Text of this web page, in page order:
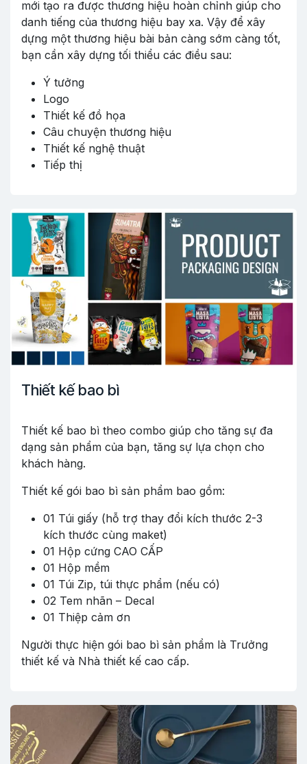
mới tạo ra được thương hiệu hoàn chỉnh giúp cho
danh tiếng của thương hiệu bay xa. Vậy để xây
dựng một thương hiệu bài bản càng sớm càng tốt,
bạn cần xây dựng tối thiểu các điều sau:
Ý tưởng
Logo
Thiết kế đồ họa
Câu chuyện thương hiệu
Thiết kế nghệ thuật
Tiếp thị
Thiết kế bao bì
Thiết kế bao bì theo combo giúp cho tăng sự đa
dạng sản phẩm của bạn, tăng sự lựa chọn cho
khách hàng.
Thiết kế gói bao bì sản phẩm bao gồm:
01 Túi giấy (hỗ trợ thay đổi kích thước 2-3
kích thước cùng maket)
01 Hộp cứng CAO CẤP
01 Hộp mềm
01 Túi Zip, túi thực phẩm (nếu có)
02 Tem nhãn – Decal
01 Thiệp cảm ơn
Người thực hiện gói bao bì sản phẩm là Trưởng
thiết kế và Nhà thiết kế cao cấp.